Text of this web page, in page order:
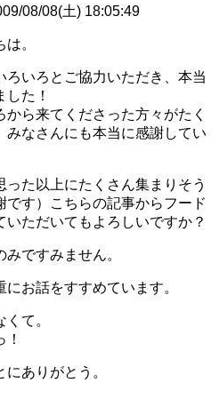
08/08(土) 18:05:49
。
ろいろとご協力いただき、本当
た！
から来てくださった方々がたく
みなさんにも本当に感謝してい
った以上にたくさん集まりそう
です）こちらの記事からフード
ただいてもよろしいですか？
ですみません。
お話をすすめています。
て。
ありがとう。